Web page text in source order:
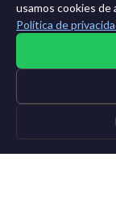
usamos cookies de
Política de